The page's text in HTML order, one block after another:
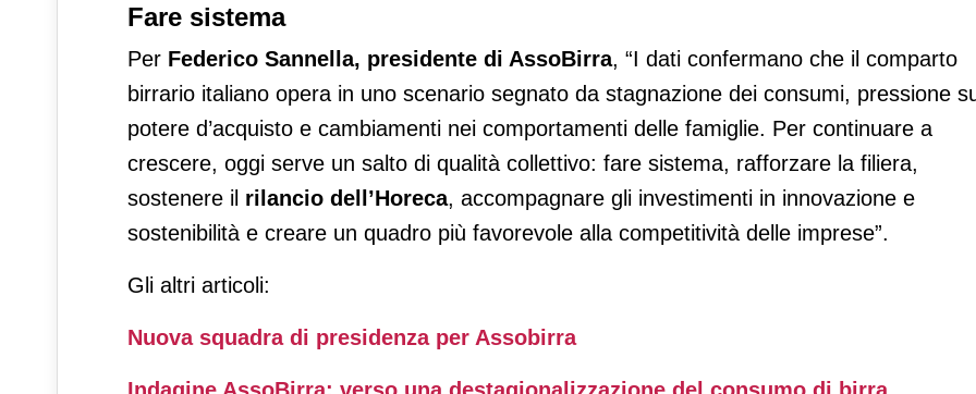
Fare sistema
Per Federico Sannella, presidente di AssoBirra, “I dati confermano che il comparto
birrario italiano opera in uno scenario segnato da stagnazione dei consumi, pressione
potere d’acquisto e cambiamenti nei comportamenti delle famiglie. Per continuare a
crescere, oggi serve un salto di qualità collettivo: fare sistema, rafforzare la filiera,
sostenere il rilancio dell’Horeca, accompagnare gli investimenti in innovazione e
sostenibilità e creare un quadro più favorevole alla competitività delle imprese”.
Gli altri articoli:
Nuova squadra di presidenza per Assobirra
Indagine AssoBirra: verso una destagionalizzazione del consumo di birra